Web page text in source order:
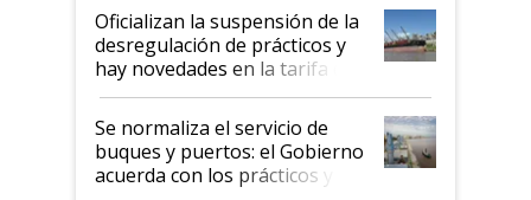
Oficializan la suspensión de la
desregulación de prácticos y
hay novedades en la tarifa de
la hidrovía
Se normaliza el servicio de
buques y puertos: el Gobierno
acuerda con los prácticos y